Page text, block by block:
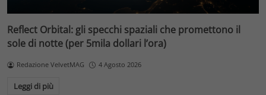
Reflect Orbital: gli specchi spaziali che promettono il
sole di notte (per 5mila dollari l’ora)
Redazione VelvetMAG 4 Agosto 2026
Leggi di più